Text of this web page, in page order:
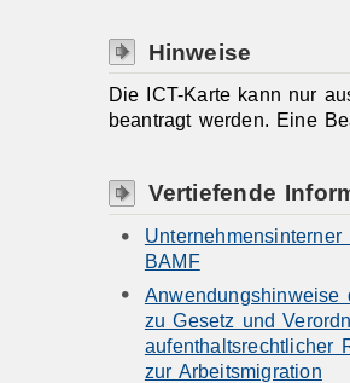
Hinweise
Die ICT-Karte kann nur
beantragt werden. Eine
Vertiefende
BAMF
Anwendungshinweise
zu Gesetz und
aufenthaltsrechtlicher
zur Arbeitsmigration